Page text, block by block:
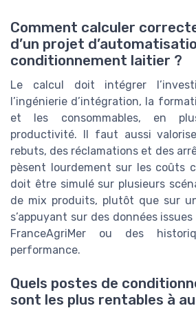
Comment calculer
d’un projet
conditionnement laitier ?
Le calcul doit intégrer
l’ingénierie d’intégration, la
et les consommables, en
productivité. Il faut aussi
rebuts, des réclamations et des
pèsent lourdement sur les coûts
doit être simulé sur plusieurs
de mix produits, plutôt que sur
s’appuyant sur des données
FranceAgriMer ou des
performance.
Quels postes de
sont les plus rentables à